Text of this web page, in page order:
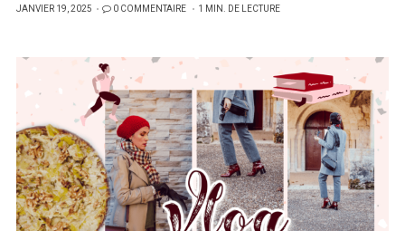
PUBLIÉ
JANVIER 19, 2025 0 COMMENTAIRE 1 MIN. DE LECTURE